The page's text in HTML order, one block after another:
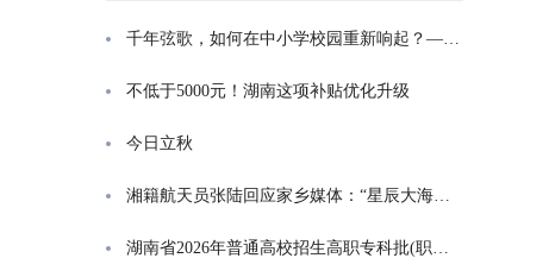
千年弦歌，如何在中小学校园重新响起？——湖南首届中小学书院制建设研讨会观察
不低于5000元！湖南这项补贴优化升级
今日立秋
湘籍航天员张陆回应家乡媒体：“星辰大海是一群人的长征”
湖南省2026年普通高校招生高职专科批(职高对口类)第一次投档分数线